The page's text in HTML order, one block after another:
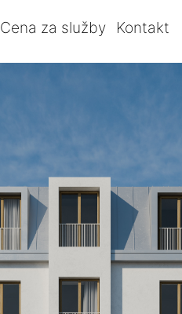
Cena za služby Kontakt